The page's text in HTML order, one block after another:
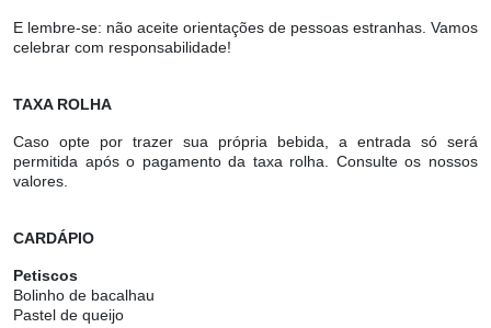
E lembre-se: não aceite orientações de pessoas estranhas. Vamos
celebrar com responsabilidade!
TAXA ROLHA
Caso opte por trazer sua própria bebida, a entrada só será
permitida após o pagamento da taxa rolha. Consulte os nossos
valores.
CARDÁPIO
Petiscos
Bolinho de bacalhau
Pastel de queijo